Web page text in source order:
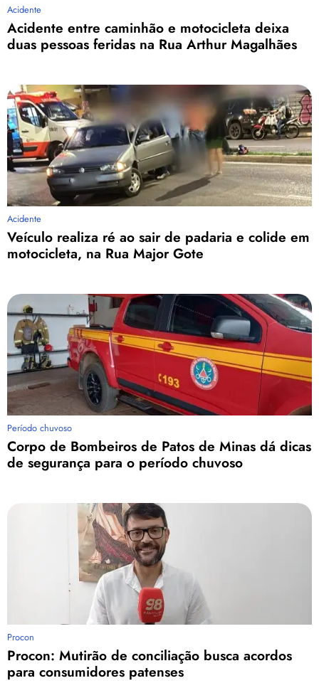
Acidente
Acidente entre caminhão e motocicleta deixa
duas pessoas feridas na Rua Arthur Magalhães
Acidente
Veículo realiza ré ao sair de padaria e colide em
motocicleta, na Rua Major Gote
Período chuvoso
Corpo de Bombeiros de Patos de Minas dá dicas
de segurança para o período chuvoso
Procon
Procon: Mutirão de conciliação busca acordos
para consumidores patenses